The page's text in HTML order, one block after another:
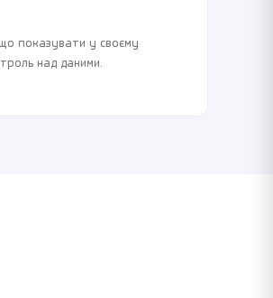
показувати у своєму
над даними.